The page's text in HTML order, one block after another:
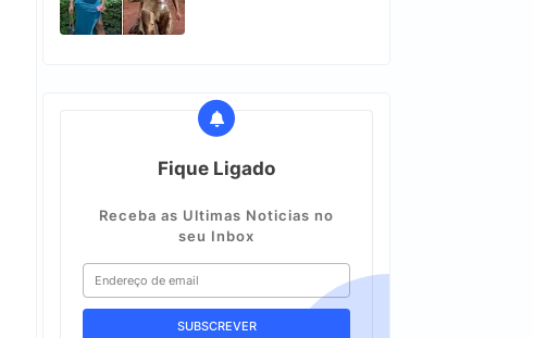
Fique Ligado
Receba as Ultimas Noticias no
seu Inbox